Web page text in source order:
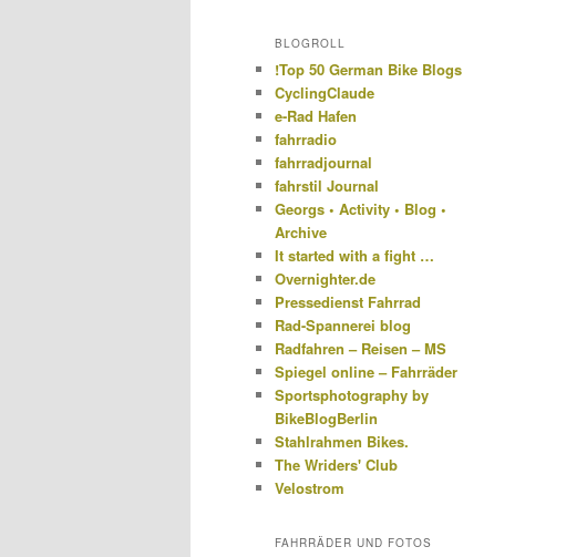
BLOGROLL
!Top 50 German Bike Blogs
CyclingClaude
e-Rad Hafen
fahrradio
fahrradjournal
fahrstil Journal
Georgs • Activity • Blog •
Archive
It started with a fight …
Overnighter.de
Pressedienst Fahrrad
Rad-Spannerei blog
Radfahren – Reisen – MS
Spiegel online – Fahrräder
Sportsphotography by
BikeBlogBerlin
Stahlrahmen Bikes.
The Wriders' Club
Velostrom
FAHRRÄDER UND FOTOS